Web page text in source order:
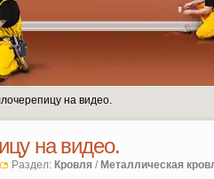
на видео.
на видео.
Раздел: Кровля / Металлическая